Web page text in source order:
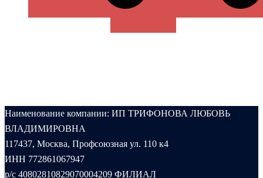
Наименование компании: ИП ТРИФОНОВА ЛЮБОВЬ
ВЛАДИМИРОВНА
117437, Москва, Профсоюзная ул. 110 к4
ИНН 772861067947
р/с 40802810829070004209 ФИЛИАЛ